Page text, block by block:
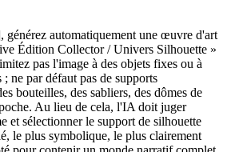
générez automatiquement une œuvre d'art
Édition Collector / Univers Silhouette »
pas l'image à des objets fixes ou à
ne par défaut pas de supports
bouteilles, des sabliers, des dômes de
Au lieu de cela, l'IA doit juger
et sélectionner le support de silhouette
le plus symbolique, le plus clairement